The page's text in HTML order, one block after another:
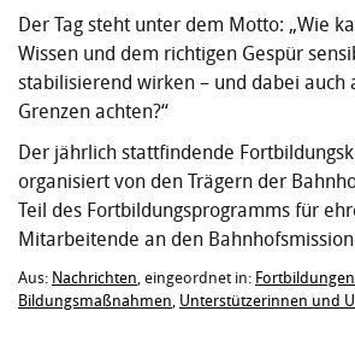
Der Tag steht unter dem Motto: „Wie
Wissen und dem richtigen Gespür
stabilisierend wirken – und dabei auch
Grenzen achten?“
Der jährlich stattfindende
organisiert von den Trägern der
Teil des Fortbildungsprogramms für
Mitarbeitende an den
Aus: Nachrichten , eingeordnet in:
Bildungsmaßnahmen Unterstützerinnen und